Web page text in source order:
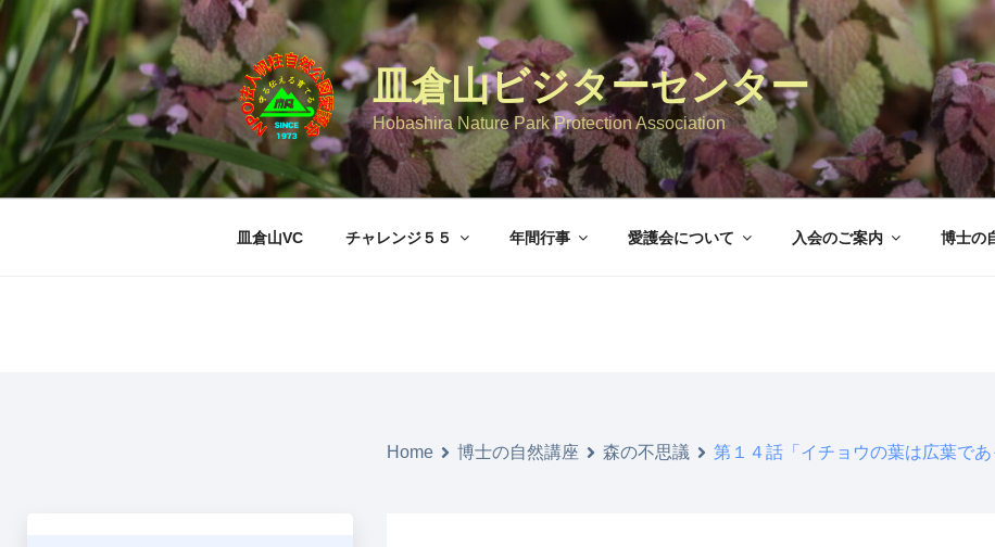
コ
テ
ン
ツ
へ
キ
皿倉山ビジターセンター
Hobashira Nature Park Protection Association
皿倉山VC チャレンジ５５ 年間行事 愛護会について 入会のご案内 博士の
Home 博士の自然講座 森の不思議 第１４話「イチョウの葉は広葉であ